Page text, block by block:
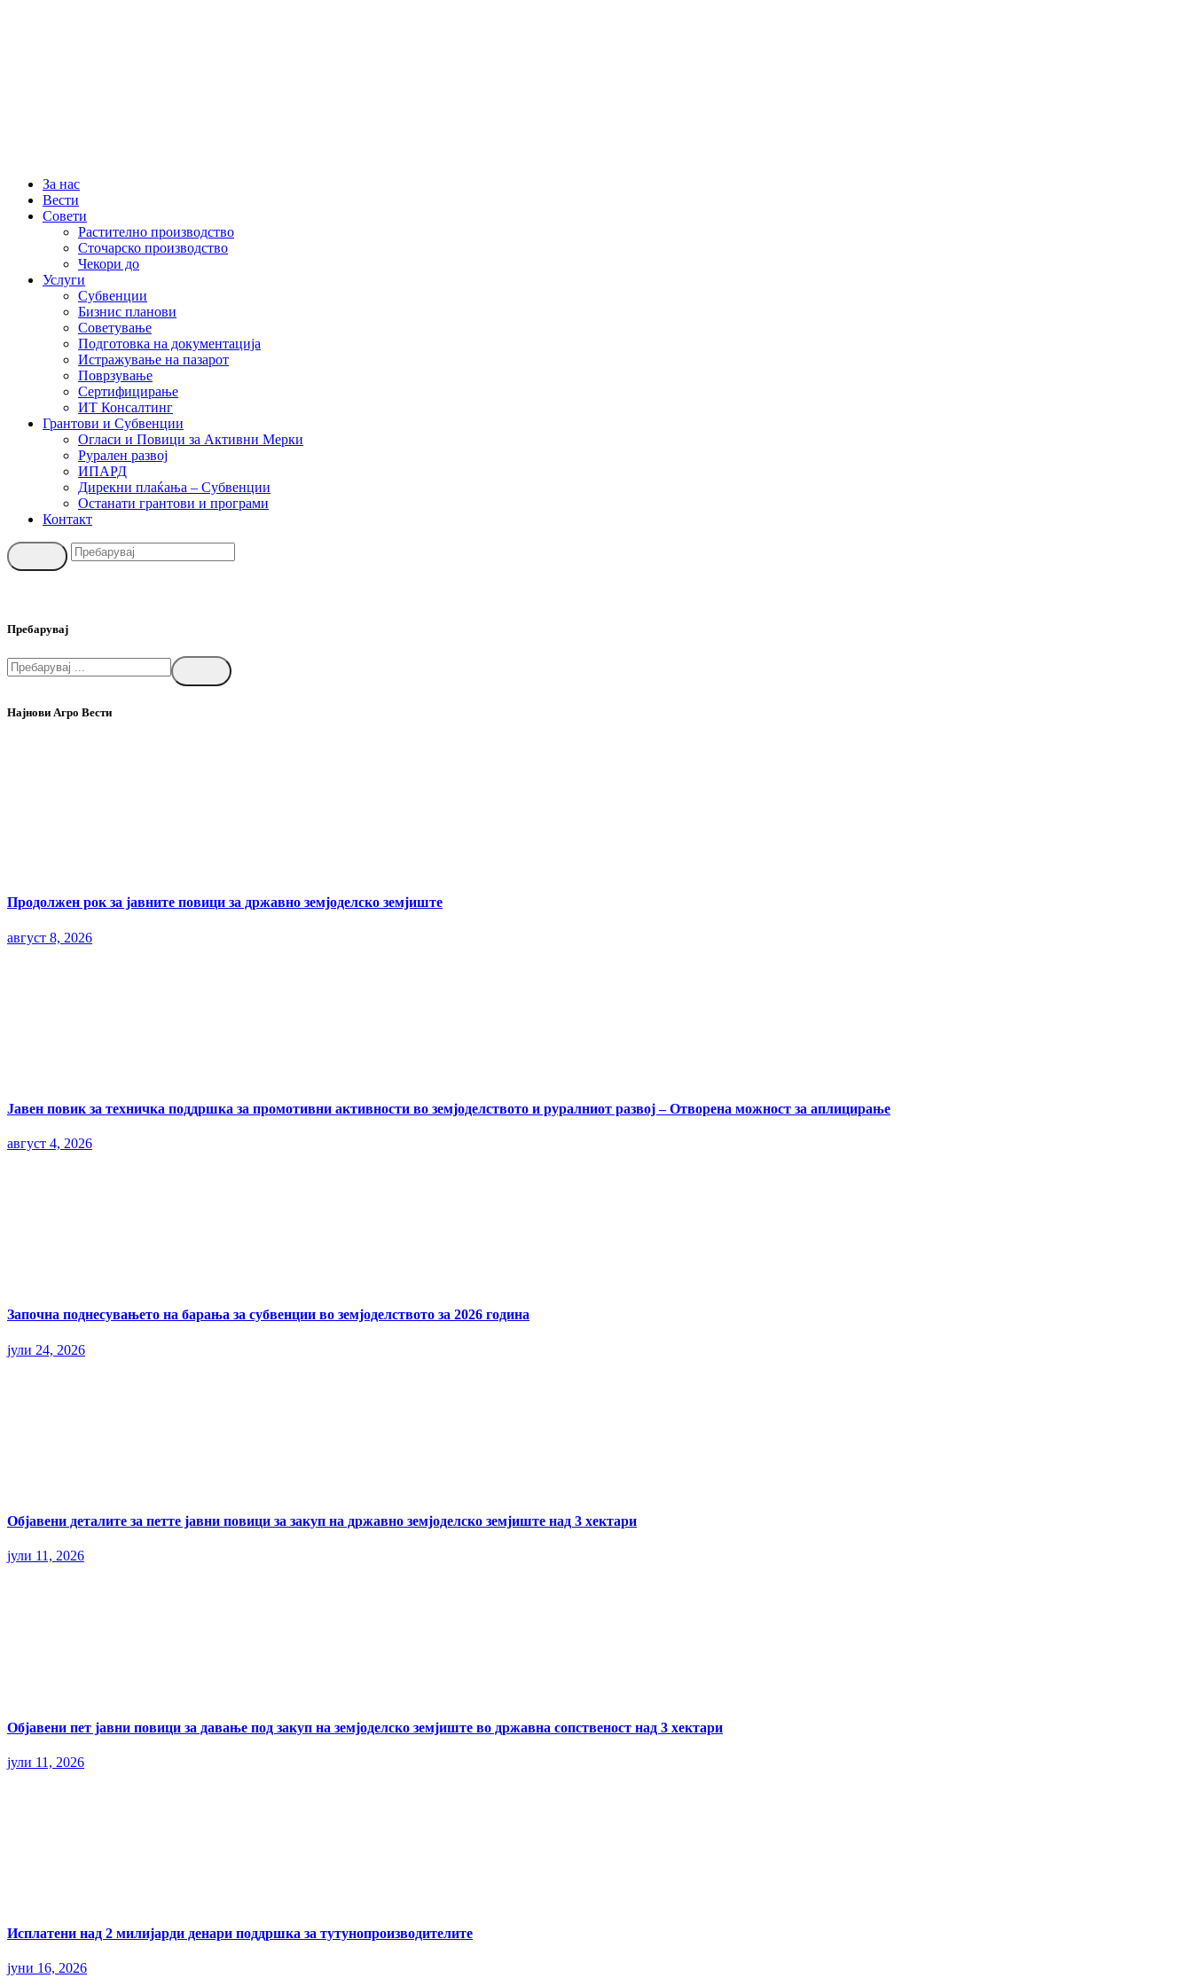
За нас
Вести
Совети
Растително производство
Сточарско производство
Чекори до
Услуги
Субвенции
Бизнис планови
Советување
Подготовка на документација
Истражување на пазарот
Поврзување
Сертифицирање
ИТ Консалтинг
Грантови и Субвенции
Огласи и Повици за Активни Мерки
Рурален развој
ИПАРД
Дирекни плаќања – Субвенции
Останати грантови и програми
Контакт
Пребарувај
Најнови Агро Вести
Продолжен рок за јавните повици за државно земјоделско земјиште
август 8, 2026
Јавен повик за техничка поддршка за промотивни активности во земјоделството и руралниот развој – Отворена можност за аплицирање
август 4, 2026
Започна поднесувањето на барања за субвенции во земјоделството за 2026 година
јули 24, 2026
Објавени деталите за петте јавни повици за закуп на државно земјоделско земјиште над 3 хектари
јули 11, 2026
Објавени пет јавни повици за давање под закуп на земјоделско земјиште во државна сопственост над 3 хектари
јули 11, 2026
Исплатени над 2 милијарди денари поддршка за тутунопроизводителите
јуни 16, 2026